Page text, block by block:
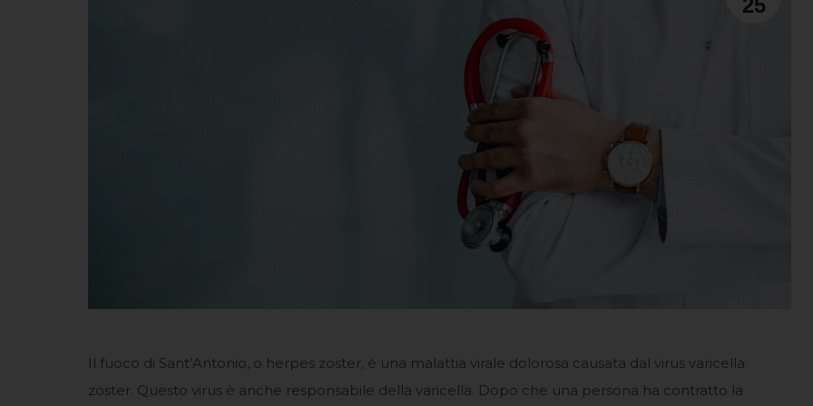
Il fuoco di Sant’Antonio, o herpes zoster, è una malattia virale dolorosa causata dal virus varicella
zoster. Questo virus è anche responsabile della varicella. Dopo che una persona ha contratto la